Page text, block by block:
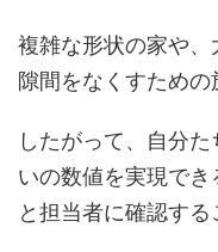
複雑な形状の家や、
隙間をなくすための
したがって、自分
いの数値を実現で
と担当者に確認する